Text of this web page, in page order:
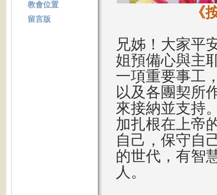
《
兄姊！大家平
姐預備心與主
一項重要事工
以及各團契所
來接納並支持
加扎根在上帝
自己，保守自
的世代，有智
人。
教會位置
留言版